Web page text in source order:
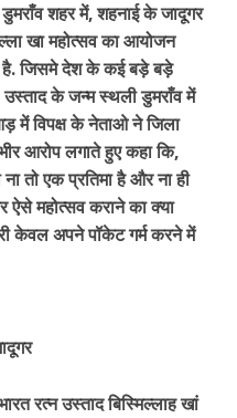
शहर में, शहनाई के जादूगर
खा महोत्सव का आयोजन
है. जिसमे देश के कई बड़े बड़े
के जन्म स्थली डुमराँव में
में विपक्ष के नेताओ ने जिला
आरोप लगाते हुए कहा कि,
तो एक प्रतिमा है और ना ही
ऐसे महोत्सव कराने का क्या
केवल अपने पॉकेट गर्म करने में
रत्न उस्ताद बिस्मिल्लाह खां